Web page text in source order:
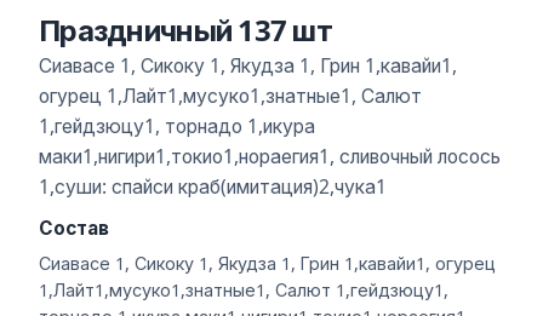
Праздничный 137 шт
Сиавасе 1, Сикоку 1, Якудза 1, Грин 1,кавайи1,
огурец 1,Лайт1,мусуко1,знатные1, Салют
1,гейдзюцу1, торнадо 1,икура
маки1,нигири1,токио1,нораегия1, сливочный лосось
1,суши: спайси краб(имитация)2,чука1
Состав
Сиавасе 1, Сикоку 1, Якудза 1, Грин 1,кавайи1, огурец
1,Лайт1,мусуко1,знатные1, Салют 1,гейдзюцу1,